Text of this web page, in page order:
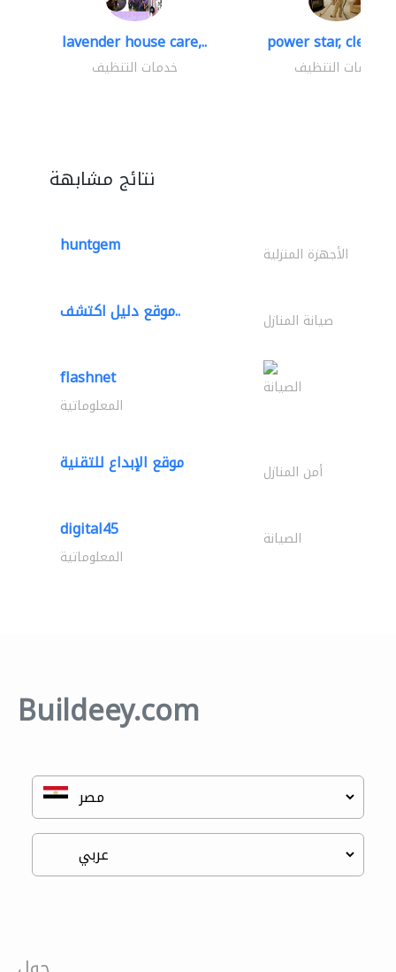
lavender house care,..
خدمات التنظيف
power star,
خدمات التنظيف
نتائج مشابهة
huntgem الأجهزة المنزلية
موقع دليل اكتشف.. صيانة المنازل
flashnet الصيانة
المعلوماتية
موقع الإبداع للتقنية أمن المنازل
digital45 الصيانة
المعلوماتية
Buildeey.com